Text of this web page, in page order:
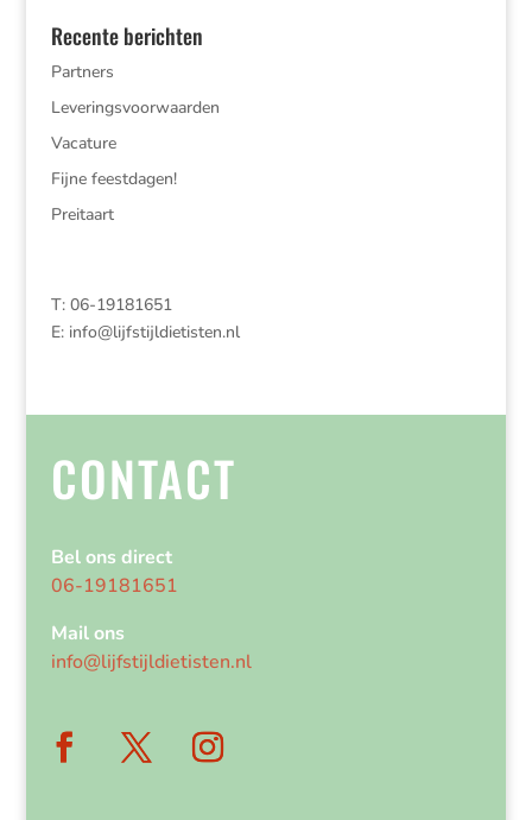
Recente berichten
Partners
Leveringsvoorwaarden
Vacature
Fijne feestdagen!
Preitaart
T: 06-19181651
E: info@lijfstijldietisten.nl
CONTACT
Bel ons direct
06-19181651
Mail ons
info@lijfstijldietisten.nl